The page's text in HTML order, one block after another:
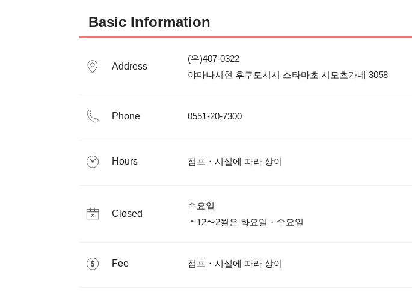
Basic Information
Address
(우)407-0322
Phone 0551-20-7300
Hours 점포・시설에 따라 상이
Closed
수요일
＊12〜2월은 화요일・수요일
Fee 점포・시설에 따라 상이